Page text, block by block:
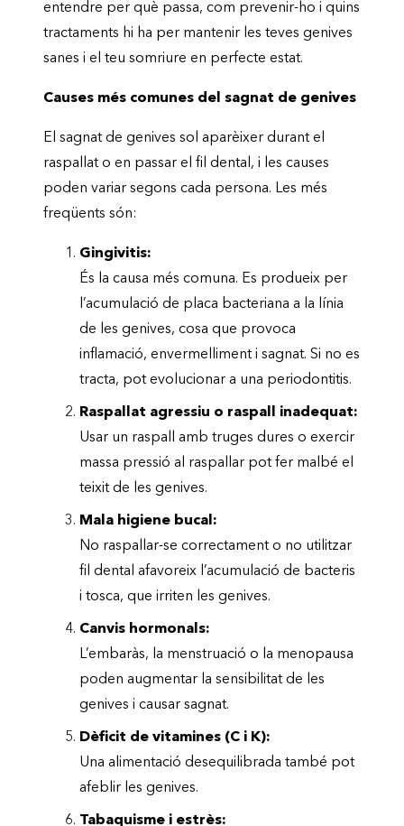
entendre per què passa, com prevenir-ho i quins
tractaments hi ha per mantenir les teves genives
sanes i el teu somriure en perfecte estat.
Causes més comunes del sagnat de genives
El sagnat de genives sol aparèixer durant el
raspallat o en passar el fil dental, i les causes
poden variar segons cada persona. Les més
freqüents són:
Gingivitis:
És la causa més comuna. Es produeix per
l’acumulació de placa bacteriana a la línia
de les genives, cosa que provoca
inflamació, envermelliment i sagnat. Si no es
tracta, pot evolucionar a una periodontitis.
Raspallat agressiu o raspall inadequat:
Usar un raspall amb truges dures o exercir
massa pressió al raspallar pot fer malbé el
teixit de les genives.
Mala higiene bucal:
No raspallar-se correctament o no utilitzar
fil dental afavoreix l’acumulació de bacteris
i tosca, que irriten les genives.
Canvis hormonals:
L’embaràs, la menstruació o la menopausa
poden augmentar la sensibilitat de les
genives i causar sagnat.
Dèficit de vitamines (C i K):
Una alimentació desequilibrada també pot
afeblir les genives.
Tabaquisme i estrès: